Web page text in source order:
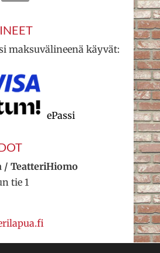
maksuvälineenä käyvät:
ePassi
/ TeatteriHiomo
tie 1